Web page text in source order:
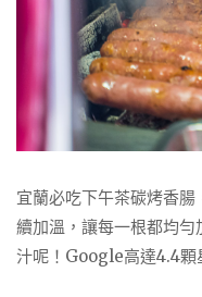
宜蘭必吃下午茶碳烤香
續加溫，讓每一根都均
汁呢！Google高達4.4顆